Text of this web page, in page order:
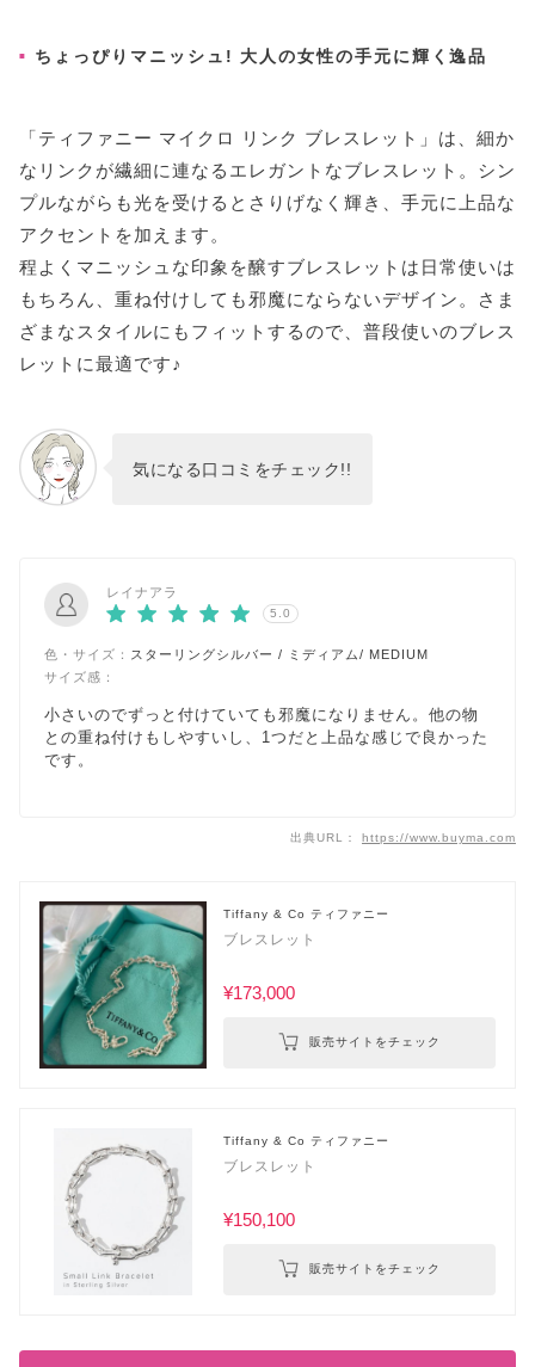
ちょっぴりマニッシュ! 大人の女性の手元に輝く逸品
「ティファニー マイクロ リンク ブレスレット」は、細か
なリンクが繊細に連なるエレガントなブレスレット。シン
プルながらも光を受けるとさりげなく輝き、手元に上品な
アクセントを加えます。
程よくマニッシュな印象を醸すブレスレットは日常使いは
もちろん、重ね付けしても邪魔にならないデザイン。さま
ざまなスタイルにもフィットするので、普段使いのブレス
レットに最適です♪
気になる口コミをチェック!!
レイナアラ
5.0
色・サイズ： スターリングシルバー / ミディアム/ MEDIUM
サイズ感：
小さいのでずっと付けていても邪魔になりません。他の物
との重ね付けもしやすいし、1つだと上品な感じで良かった
です。
出典URL： https://www.buyma.com
Tiffany & Co ティファニー
ブレスレット
¥173,000
販売サイトをチェック
Tiffany & Co ティファニー
ブレスレット
¥150,100
販売サイトをチェック